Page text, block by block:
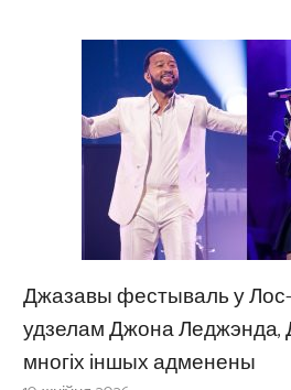
Джазавы фестываль у
удзелам Джона Леджэнда,
многіх іншых адменены